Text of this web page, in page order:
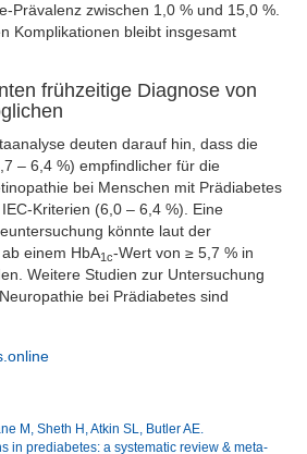
Prävalenz zwischen 1,0 % und 15,0 %.
Komplikationen bleibt insgesamt
frühzeitige Diagnose von
deuten darauf hin, dass die
– 6,4 %) empfindlicher für die
bei Menschen mit Prädiabetes
Kriterien (6,0 – 6,4 %). Eine
könnte laut der
einem HbA1c-Wert von ≥ 5,7 % in
Weitere Studien zur Untersuchung
bei Prädiabetes sind
M, Sheth H, Atkin SL, Butler AE.
in prediabetes: a systematic review & meta-